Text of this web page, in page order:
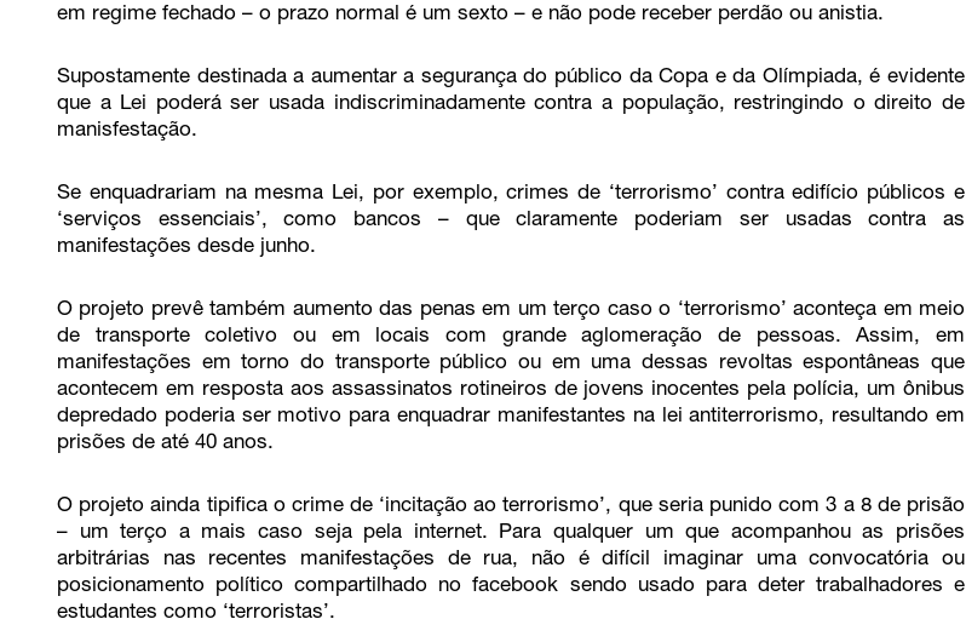
em regime fechado – o prazo normal é um sexto – e não pode receber perdão ou anistia.
Supostamente destinada a aumentar a segurança do público da Copa e da Olímpiada, é evidente
que a Lei poderá ser usada indiscriminadamente contra a população, restringindo o direito de
manisfestação.
Se enquadrariam na mesma Lei, por exemplo, crimes de ‘terrorismo’ contra edifício públicos e
‘serviços essenciais’, como bancos – que claramente poderiam ser usadas contra as
manifestações desde junho.
O projeto prevê também aumento das penas em um terço caso o ‘terrorismo’ aconteça em meio
de transporte coletivo ou em locais com grande aglomeração de pessoas. Assim, em
manifestações em torno do transporte público ou em uma dessas revoltas espontâneas que
acontecem em resposta aos assassinatos rotineiros de jovens inocentes pela polícia, um ônibus
depredado poderia ser motivo para enquadrar manifestantes na lei antiterrorismo, resultando em
prisões de até 40 anos.
O projeto ainda tipifica o crime de ‘incitação ao terrorismo’, que seria punido com 3 a 8 de prisão
– um terço a mais caso seja pela internet. Para qualquer um que acompanhou as prisões
arbitrárias nas recentes manifestações de rua, não é difícil imaginar uma convocatória ou
posicionamento político compartilhado no facebook sendo usado para deter trabalhadores e
estudantes como ‘terroristas’.